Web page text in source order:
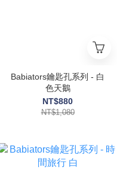
Babiators鑰匙孔系列 - 白
色天鵝
NT$880
NT$1,080